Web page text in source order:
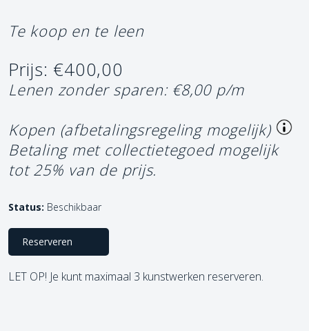
Te koop en te leen
Prijs: €400,00
Lenen zonder sparen: €8,00 p/m
Kopen (afbetalingsregeling mogelijk)
Betaling met collectietegoed mogelijk
tot 25% van de prijs.
Status: Beschikbaar
Reserveren
LET OP! Je kunt maximaal 3 kunstwerken reserveren.